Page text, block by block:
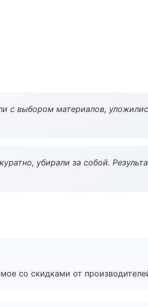
с выбором материалов,
убирали за собой.
со скидками от